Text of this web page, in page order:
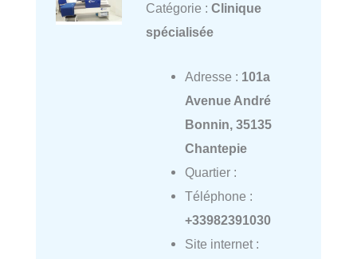
Catégorie : Clinique
spécialisée
Adresse : 101a
Avenue André
Bonnin, 35135
Chantepie
Quartier :
Téléphone :
+33982391030
Site internet :